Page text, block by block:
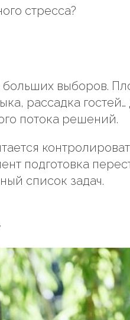
стресса?
выборов.
рассадка
потока решений.
подготовка
список задач.